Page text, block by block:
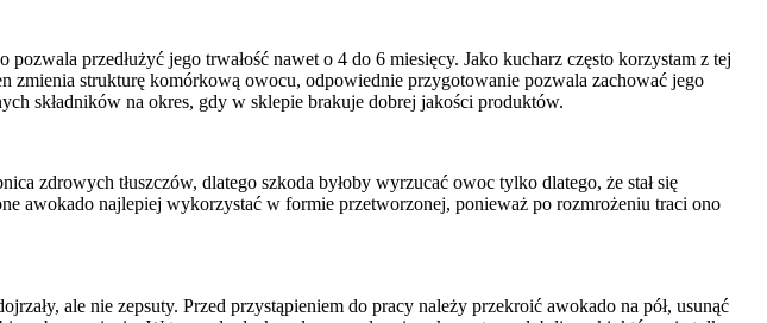
przedłużyć jego trwałość nawet o 4 do 6 miesięcy. Jako kucharz często korzystam z tej
strukturę komórkową owocu, odpowiednie przygotowanie pozwala zachować jego
składników na okres, gdy w sklepie brakuje dobrej jakości produktów.
zdrowych tłuszczów, dlatego szkoda byłoby wyrzucać owoc tylko dlatego, że stał się
awokado najlepiej wykorzystać w formie przetworzonej, ponieważ po rozmrożeniu traci ono
ale nie zepsuty. Przed przystąpieniem do pracy należy przekroić awokado na pół, usunąć